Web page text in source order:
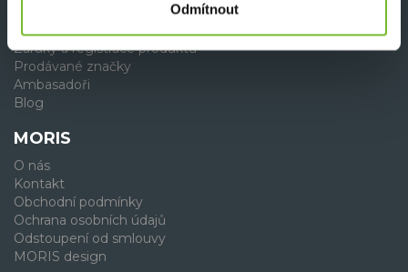
Odmítnout
Záruky a registrace produktů
Prodávané značky
Ambasadoři
Blog
MORIS
O nás
Kontakt
Obchodní podmínky
Ochrana osobních údajů
Odstoupení od smlouvy
MORIS design